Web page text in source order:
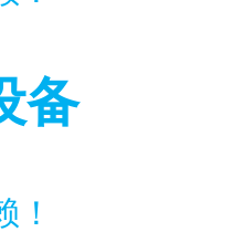
备